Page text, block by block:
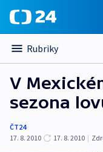
Rubriky
V
sezona
ČT24
17. 8. 2010
17. 8. 2010 |